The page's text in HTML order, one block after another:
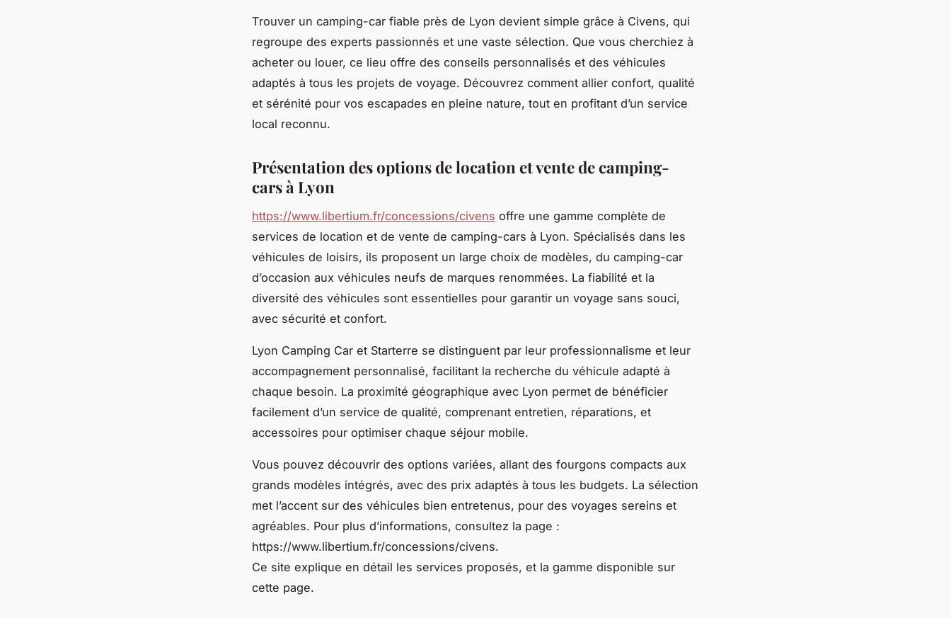
Trouver un camping-car fiable près de Lyon devient simple grâce à Civens, qui
regroupe des experts passionnés et une vaste sélection. Que vous cherchiez à
acheter ou louer, ce lieu offre des conseils personnalisés et des véhicules
adaptés à tous les projets de voyage. Découvrez comment allier confort, qualité
et sérénité pour vos escapades en pleine nature, tout en profitant d’un service
local reconnu.
Présentation des options de location et vente de camping-
cars à Lyon
https://www.libertium.fr/concessions/civens offre une gamme complète de
services de location et de vente de camping-cars à Lyon. Spécialisés dans les
véhicules de loisirs, ils proposent un large choix de modèles, du camping-car
d’occasion aux véhicules neufs de marques renommées. La fiabilité et la
diversité des véhicules sont essentielles pour garantir un voyage sans souci,
avec sécurité et confort.
Lyon Camping Car et Starterre se distinguent par leur professionnalisme et leur
accompagnement personnalisé, facilitant la recherche du véhicule adapté à
chaque besoin. La proximité géographique avec Lyon permet de bénéficier
facilement d’un service de qualité, comprenant entretien, réparations, et
accessoires pour optimiser chaque séjour mobile.
Vous pouvez découvrir des options variées, allant des fourgons compacts aux
grands modèles intégrés, avec des prix adaptés à tous les budgets. La sélection
met l’accent sur des véhicules bien entretenus, pour des voyages sereins et
agréables. Pour plus d’informations, consultez la page :
https://www.libertium.fr/concessions/civens.
Ce site explique en détail les services proposés, et la gamme disponible sur
cette page.